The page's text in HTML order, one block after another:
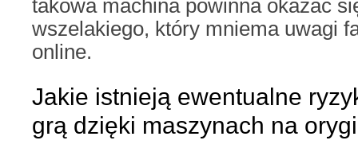
takowa machina powinna okazać
wszelakiego, który mniema uwagi
online.
Jakie istnieją ewentualne
grą dzięki maszynach na